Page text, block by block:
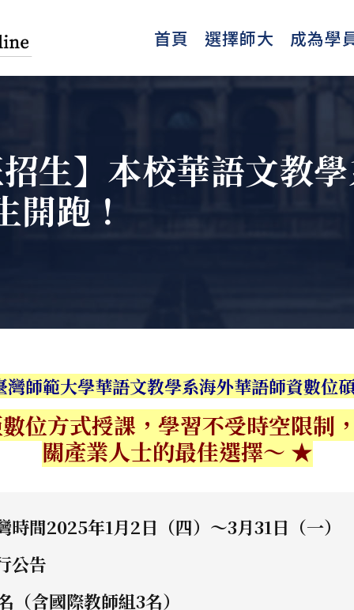
首頁 選擇師大 成為學
生】本校華語文教
開跑！
灣師範大學華語文教學系海外華語師資數位
位方式授課，學習不受時空限制
關產業人士的最佳選擇～ ★
時間2025年1月2日（四）～3月31日（一）
公告
（含國際教師組3名）